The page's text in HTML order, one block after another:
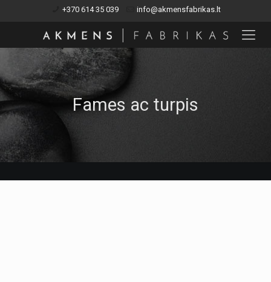
+370 614 35 039 info@akmensfabrikas.lt
Fames ac turpis